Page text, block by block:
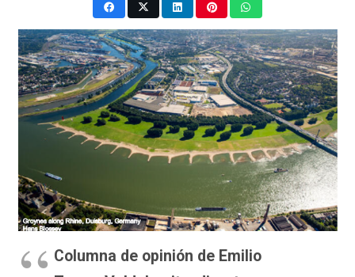
Columna de opinión de Emilio